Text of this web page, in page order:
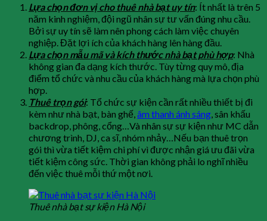
Lựa chọn đơn vị cho thuê nhà bạt uy tín: Ít nhất là trên 5
năm kinh nghiệm, đội ngũ nhân sự tư vấn đúng nhu cầu.
Bởi sự uy tín sẽ làm nên phong cách làm việc chuyên
nghiệp. Đặt lợi ích của khách hàng lên hàng đầu.
Lựa chọn mẫu mã và kích thước nhà bạt phù hợp: Nhà
không gian đa dạng kích thước. Tùy từng quy mô, địa
điểm tổ chức và nhu cầu của khách hàng mà lựa chọn phù
hợp.
Thuê trọn gói: Tổ chức sự kiện cần rất nhiều thiết bị đi
kèm như nhà bạt, bàn ghế, âm thanh ánh sáng , sân khấu
backdrop, phông, cổng…Và nhân sự sự kiện như MC dẫn
chương trình, DJ, ca sĩ, nhóm nhảy…Nếu bạn thuê trọn
gói thì vừa tiết kiệm chi phí vì được nhận giá ưu đãi vừa
tiết kiệm công sức. Thời gian không phải lo nghĩ nhiều
đến việc thuê mỗi thứ một nơi.
Thuê nhà bạt sự kiện Hà Nội